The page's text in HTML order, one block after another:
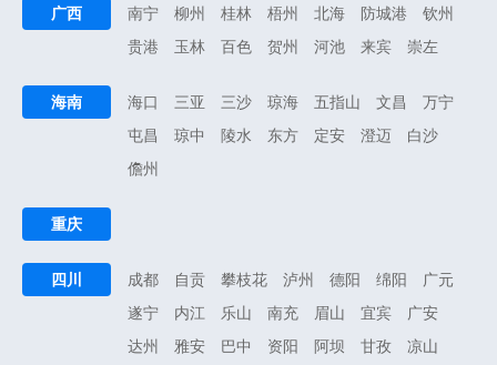
广西 南宁 柳州 桂林 梧州 北海 防城港
钦州
贵港
玉林 百色 贺州 河池 来宾 崇左
海南 海口 三亚 三沙 琼海 五指山 文昌
万宁
屯昌
琼中 陵水 东方 定安 澄迈
白沙
儋州
重庆
四川 成都 自贡 攀枝花 泸州 德阳 绵阳
广元
遂宁
内江 乐山 南充 眉山 宜宾
广安
达州
雅安 巴中 资阳 阿坝 甘孜 凉山